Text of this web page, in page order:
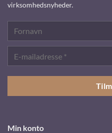
Min konto
virksomhedsnyheder.